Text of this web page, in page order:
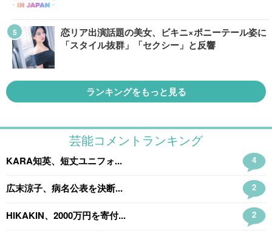
恋リア出演話題の美女、ビキニ×ポニーテール姿に
「スタイル抜群」「セクシー」と反響
ランキングをもっと見る